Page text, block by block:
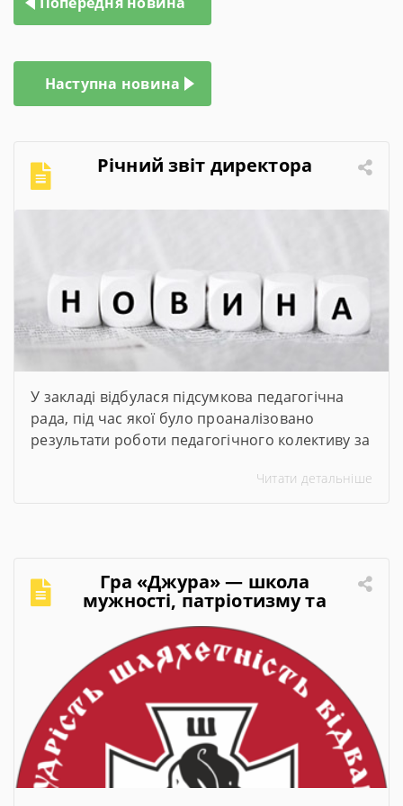
записів
Наступна новина
Річний звіт директора
У закладі відбулася підсумкова педагогічна
рада, під час якої було проаналізовано
результати роботи педагогічного колективу за
представив підсумки навчального року,
Читати детальніше
Гра «Джура» — школа
мужності, патріотизму та
лідерства